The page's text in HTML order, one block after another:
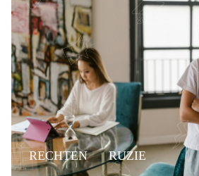
RECHTEN RUZIE